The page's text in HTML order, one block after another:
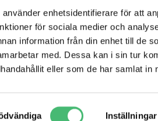
använder enhetsidentifierare för att
för sociala medier och
information från din enhet till de
med. Dessa kan i sin tur
eller som de har samlat in
Inställningar